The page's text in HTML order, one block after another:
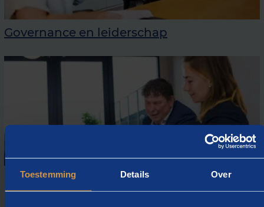
Toestemming Details Over
Governance en leiderschap